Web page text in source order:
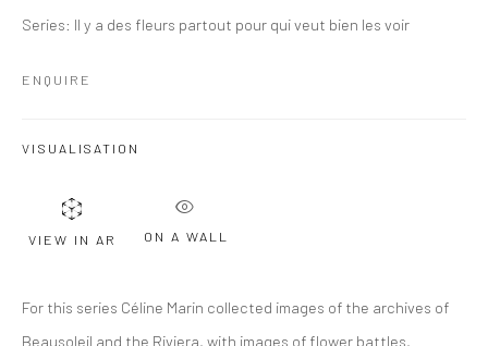
Series: Il y a des fleurs partout pour qui veut bien les voir
ENQUIRE
VISUALISATION
VIEW IN AR ON A WALL
For this series Céline Marin collected images of the archives of
Beausoleil and the Riviera, with images of flower battles,